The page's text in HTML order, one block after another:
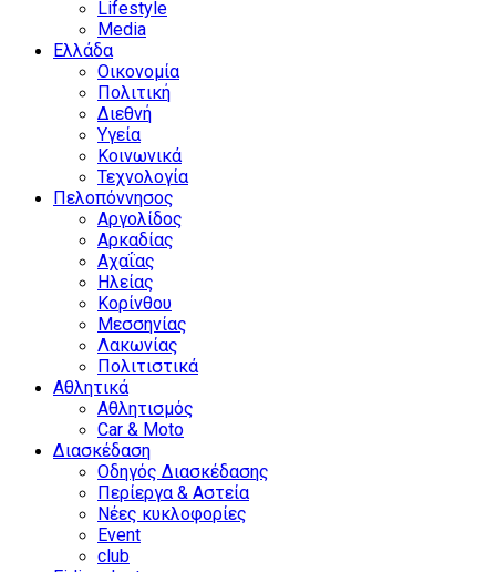
Lifestyle
Media
Ελλάδα
Οικονομία
Πολιτική
Διεθνή
Υγεία
Κοινωνικά
Τεχνολογία
Πελοπόννησος
Αργολίδος
Αρκαδίας
Αχαΐας
Ηλείας
Κορίνθου
Μεσσηνίας
Λακωνίας
Πολιτιστικά
Αθλητικά
Αθλητισμός
Car & Moto
Διασκέδαση
Οδηγός Διασκέδασης
Περίεργα & Αστεία
Νέες κυκλοφορίες
Event
club